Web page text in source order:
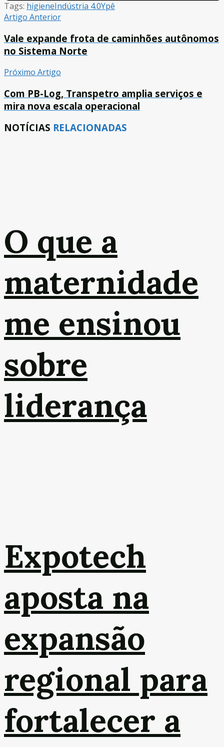
Tags: higieneIndústria 4.0Ypê
Artigo Anterior
Vale expande frota de caminhões autônomos
no Sistema Norte
Próximo Artigo
Com PB-Log, Transpetro amplia serviços e
mira nova escala operacional
NOTÍCIAS RELACIONADAS
O que a
maternidade
me ensinou
sobre
liderança
Expotech
aposta na
expansão
regional para
fortalecer a